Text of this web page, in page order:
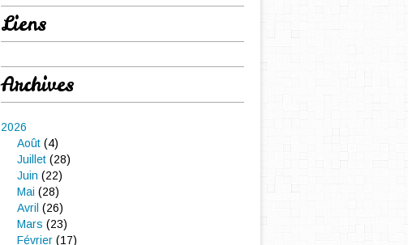
Liens
Archives
2026
Août (4)
Juillet (28)
Juin (22)
Mai (28)
Avril (26)
Mars (23)
Février (17)